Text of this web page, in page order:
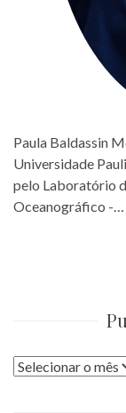
Paula Baldassin
Universidade
pelo Laboratório
Oceanográfico -…
Publicações